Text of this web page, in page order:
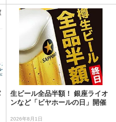
生ビール全品半額！ 銀座ライオ
ンなど「ビヤホールの日」開催
2026年8月1日